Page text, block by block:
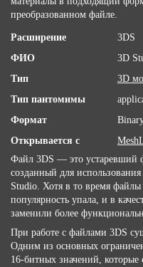
преобразованном файле.
Расширение
3DS
ФИО
3D
Тип
3D
Тип пантомимы
Формат
Открывается с
Файл 3DS — это устаревший
созданный для
Studio. Хотя в то время
популярность упала, и в
заменили более
При работе с файлами 3DS
Одним из основных
16-битных значений, которые